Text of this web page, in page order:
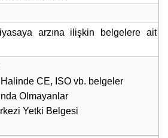
arzına ilişkin belgelere ait
Halinde CE, ISO vb. belgeler
Olmayanlar
Yetki Belgesi